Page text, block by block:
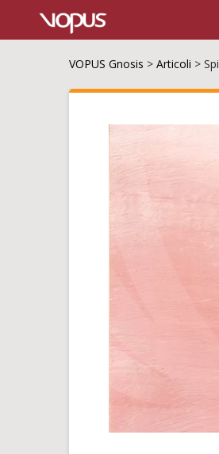
VOPUS Gnosis > Articoli >